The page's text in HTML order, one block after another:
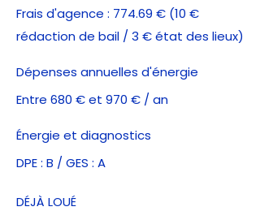
Frais d'agence : 774.69 € (10 €
rédaction de bail / 3 € état des lieux)
Dépenses annuelles d'énergie
Entre 680 € et 970 € / an
Énergie et diagnostics
DPE : B / GES : A
DÉJÀ LOUÉ